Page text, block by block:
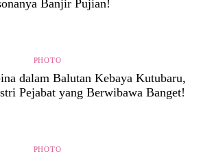
Banjir Pujian!
PHOTO
dalam Balutan Kebaya Kutubaru,
Pejabat yang Berwibawa Banget!
PHOTO